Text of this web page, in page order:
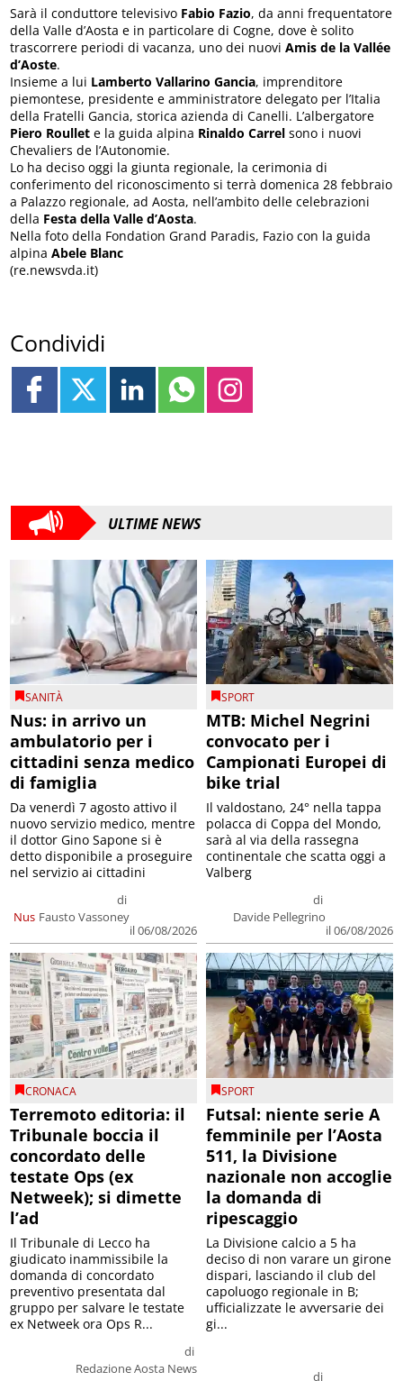
Sarà il conduttore televisivo Fabio Fazio, da anni frequentatore
della Valle d’Aosta e in particolare di Cogne, dove è solito
trascorrere periodi di vacanza, uno dei nuoviAmis de la Vallée
d’Aoste.
Insieme a lui Lamberto Vallarino Gancia, imprenditore
piemontese, presidente e amministratore delegato per l’Italia
della Fratelli Gancia, storica azienda di Canelli. L’albergatore
Piero Roullet e la guida alpina Rinaldo Carrel sono i nuovi
Chevaliers de l’Autonomie.
Lo ha deciso oggi la giunta regionale, la cerimonia di
conferimento del riconoscimento si terrà domenica 28 febbraio
a Palazzo regionale, ad Aosta, nell’ambito delle celebrazioni
della Festa della Valle d’Aosta.
Nella foto della Fondation Grand Paradis, Fazio con la guida
alpinaAbele Blanc
(re.newsvda.it)
Condividi
ULTIME NEWS
SANITÀ
Nus: in arrivo un
ambulatorio per i
cittadini senza medico
di famiglia
Nus
di
Fausto Vassoney
il 06/08/2026
Da venerdì 7 agosto attivo il
nuovo servizio medico, mentre
il dottor Gino Sapone si è
detto disponibile a proseguire
nel servizio ai cittadini
SPORT
MTB: Michel Negrini
convocato per i
Campionati Europei di
bike trial
di
Davide Pellegrino
il 06/08/2026
Il valdostano, 24° nella tappa
polacca di Coppa del Mondo,
sarà al via della rassegna
continentale che scatta oggi a
Valberg
CRONACA
Terremoto editoria: il
Tribunale boccia il
concordato delle
testate Ops (ex
Netweek); si dimette
l’ad
di
Redazione Aosta News
Il Tribunale di Lecco ha
giudicato inammissibile la
domanda di concordato
preventivo presentata dal
gruppo per salvare le testate
ex Netweek ora Ops R...
SPORT
Futsal: niente serie A
femminile per l’Aosta
511, la Divisione
nazionale non accoglie
la domanda di
ripescaggio
di
La Divisione calcio a 5 ha
deciso di non varare un girone
dispari, lasciando il club del
capoluogo regionale in B;
ufficializzate le avversarie dei
gi...